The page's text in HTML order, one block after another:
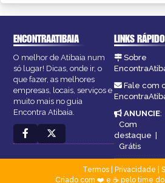
ENCONTRAATIBAIA
O melhor de Atibaia num
só lugar! Dicas, onde ir, o
que fazer, as melhores
empresas, locais, serviços e
muito mais no guia
Encontra Atibaia.
LINKS
Sobre
Fale com
ANUNCIE:
Com
destaque |
Grátis
Termos| Privacidade
Criado com ❤️ e ☕ pelo time do